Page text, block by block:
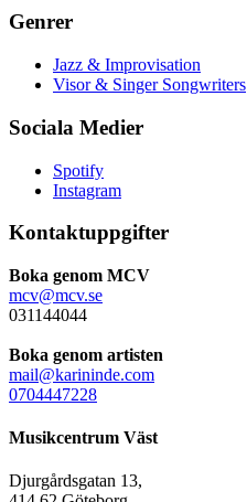
Genrer
Jazz & Improvisation
Visor & Singer Songwriters
Sociala Medier
Spotify
Instagram
Kontaktuppgifter
Boka genom MCV
mcv@mcv.se
031144044
Boka genom artisten
mail@karininde.com
0704447228
Musikcentrum Väst
Djurgårdsgatan 13,